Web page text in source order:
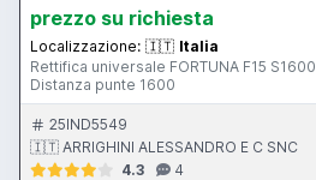
prezzo su richiesta
Localizzazione: 🇮🇹 Italia
Rettifica universale FORTUNA F15 S1600 Altezza punte 225
Distanza punte 1600
25IND5549
🇮🇹 ARRIGHINI ALESSANDRO E C SNC
4.3
4